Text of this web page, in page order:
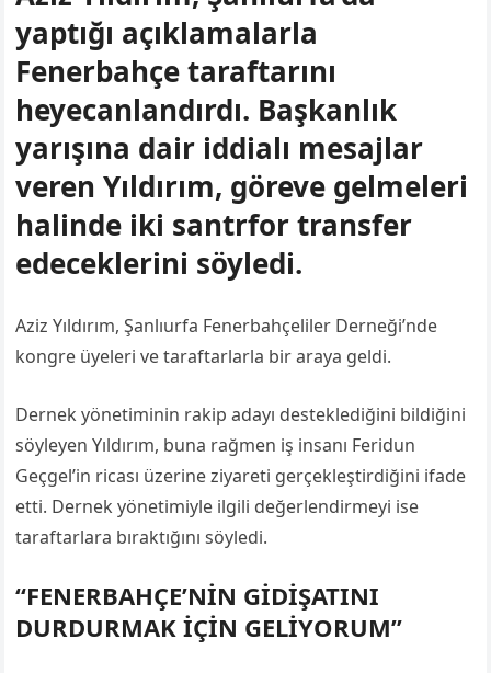
yaptığı açıklamalarla
Fenerbahçe taraftarını
heyecanlandırdı. Başkanlık
yarışına dair iddialı mesajlar
veren Yıldırım, göreve gelmeleri
halinde iki santrfor transfer
edeceklerini söyledi.
Aziz Yıldırım, Şanlıurfa Fenerbahçeliler Derneği’nde
kongre üyeleri ve taraftarlarla bir araya geldi.
Dernek yönetiminin rakip adayı desteklediğini bildiğini
söyleyen Yıldırım, buna rağmen iş insanı Feridun
Geçgel’in ricası üzerine ziyareti gerçekleştirdiğini ifade
etti. Dernek yönetimiyle ilgili değerlendirmeyi ise
taraftarlara bıraktığını söyledi.
“FENERBAHÇE’NİN GİDİŞATINI
DURDURMAK İÇİN GELİYORUM”